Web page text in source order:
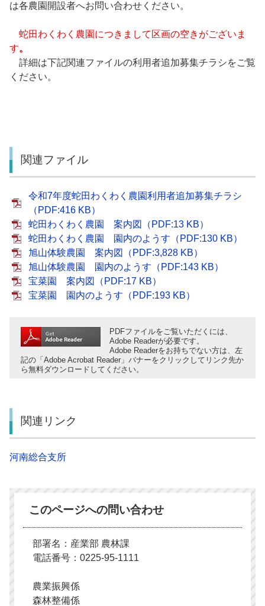
は各農園開設者へお問い合わせください。
蛇田わくわく農園につきまして区画の空きがございま
す。
詳細は下記関連ファイルの利用者追加募集チラシをご覧
ください。
関連ファイル
令和7年度蛇田わくわく農園利用者追加募集チラシ
（PDF:416 KB）
蛇田わくわく農園 案内図（PDF:13 KB）
蛇田わくわく農園 園内のようす（PDF:130 KB）
旭山体験農園 案内図（PDF:3,828 KB）
旭山体験農園 園内のようす（PDF:143 KB）
宝菜園 案内図（PDF:17 KB）
宝菜園 園内のようす（PDF:193 KB）
PDFファイルをご覧いただくには、
Adobe Readerが必要です。
Adobe Readerをお持ちでない方は、左
記の「Adobe Acrobat Reader」バナーをクリックしてリンク先か
ら無料ダウンロードしてください。
関連リンク
河南総合支所
このページへの問い合わせ
部署名：産業部 農林課
電話番号：0225-95-1111
農業振興係
森林整備係